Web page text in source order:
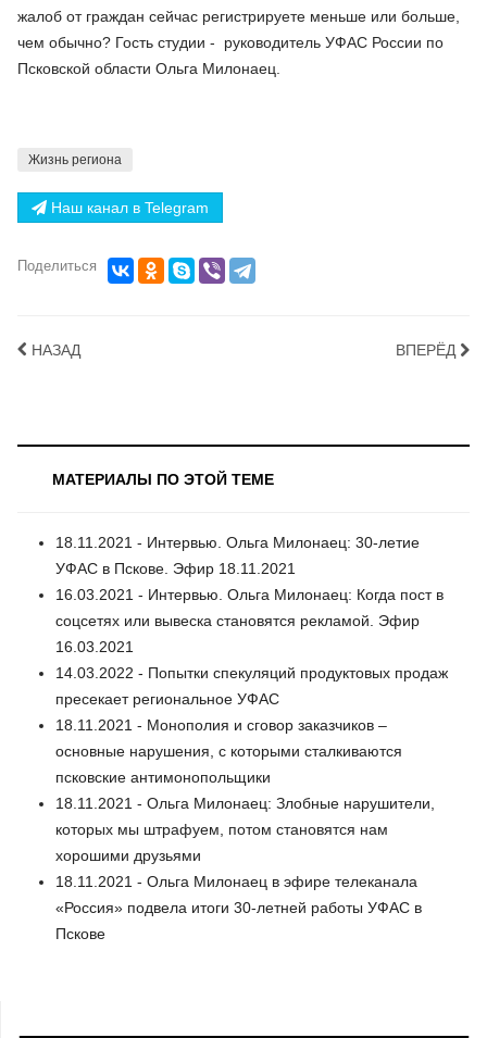
жалоб от граждан сейчас регистрируете меньше или больше,
чем обычно? Гость студии - руководитель УФАС России по
Псковской области Ольга Милонаец.
Жизнь региона
Наш канал в Telegram
Поделиться
НАЗАД ВПЕРЁД
МАТЕРИАЛЫ ПО ЭТОЙ ТЕМЕ
18.11.2021 - Интервью. Ольга Милонаец: 30-летие
УФАС в Пскове. Эфир 18.11.2021
16.03.2021 - Интервью. Ольга Милонаец: Когда пост в
соцсетях или вывеска становятся рекламой. Эфир
16.03.2021
14.03.2022 - Попытки спекуляций продуктовых продаж
пресекает региональное УФАС
18.11.2021 - Монополия и сговор заказчиков –
основные нарушения, с которыми сталкиваются
псковские антимонопольщики
18.11.2021 - Ольга Милонаец: Злобные нарушители,
которых мы штрафуем, потом становятся нам
хорошими друзьями
18.11.2021 - Ольга Милонаец в эфире телеканала
«Россия» подвела итоги 30-летней работы УФАС в
Пскове